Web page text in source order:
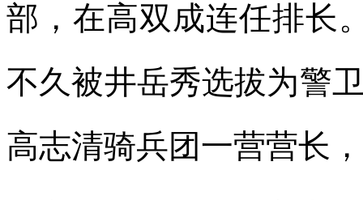
部，在高双成连任排长
不久被井岳秀选拔为警
高志清骑兵团一营营长